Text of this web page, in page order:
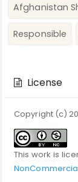
Afghanistan
Responsible
DetailsLicense
Copyright (c)
This work is